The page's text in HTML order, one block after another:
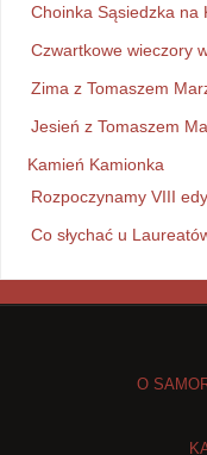
Choinka Sąsiedzka na
Czwartkowe wieczory
Zima z Tomaszem
Jesień z Tomaszem
Kamień Kamionka
Rozpoczynamy VIII
Co słychać u
O